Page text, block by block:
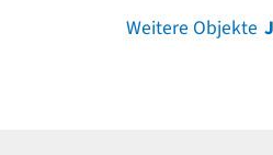
Weitere Objekte